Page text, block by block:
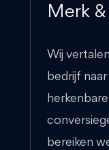
Merk
Wij
bedrijf
bereiken